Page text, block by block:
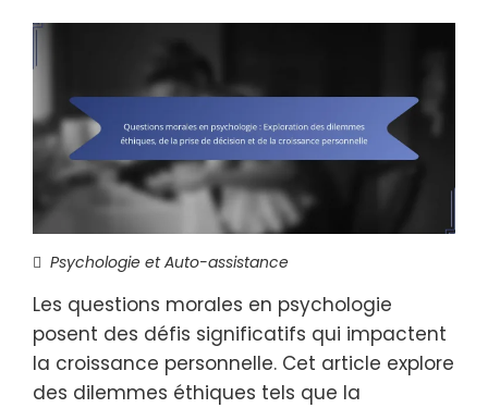
Psychologie et Auto-assistance
Les questions morales en psychologie
posent des défis significatifs qui impactent
la croissance personnelle. Cet article explore
des dilemmes éthiques tels que la